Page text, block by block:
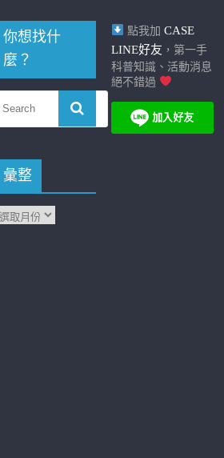
你想找什
麼？
彙整
點我加 CASE
LINE好友 ，第一手
科普知識、活動消息
絕不錯過